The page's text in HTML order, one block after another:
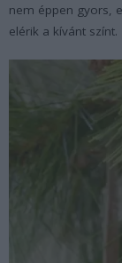
nem éppen gyors,
elérik a kívánt színt.